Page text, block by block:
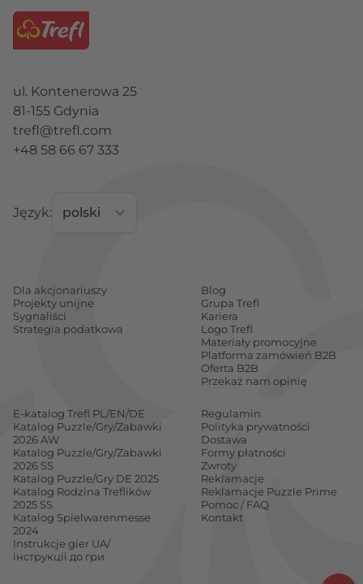
ul. Kontenerowa 25
81-155 Gdynia
trefl@trefl.com
+48 58 66 67 333
Język:
Dla akcjonariuszy
Projekty unijne
Sygnaliści
Strategia podatkowa
Blog
Grupa Trefl
Kariera
Logo Trefl
Materiały promocyjne
Platforma zamówień B2B
Oferta B2B
Przekaż nam opinię
E-katalog Trefl PL/EN/DE
Katalog Puzzle/Gry/Zabawki
2026 AW
Katalog Puzzle/Gry/Zabawki
2026 SS
Katalog Puzzle/Gry DE 2025
Katalog Rodzina Treflików
2025 SS
Katalog Spielwarenmesse
2024
Instrukcje gier UA/
інструкції до гри
Regulamin
Polityka prywatności
Dostawa
Formy płatności
Zwroty
Reklamacje
Reklamacje Puzzle Prime
Pomoc / FAQ
Kontakt